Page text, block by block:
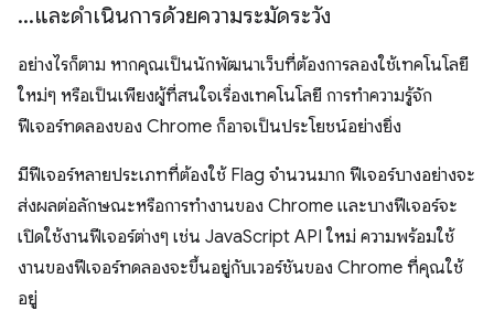
...และดำเนินการด้วยความระมัดระวัง
อย่างไรก็ตาม หากคุณเป็นนักพัฒนาเว็บที่ต้องการลองใช้เทคโนโลยี
ใหม่ๆ หรือเป็นเพียงผู้ที่สนใจเรื่องเทคโนโลยี การทำความรู้จัก
ฟีเจอร์ทดลองของ Chrome ก็อาจเป็นประโยชน์อย่างยิ่ง
มีฟีเจอร์หลายประเภทที่ต้องใช้ Flag จำนวนมาก ฟีเจอร์บางอย่างจะ
ส่งผลต่อลักษณะหรือการทำงานของ Chrome และบางฟีเจอร์จะ
เปิดใช้งานฟีเจอร์ต่างๆ เช่น JavaScript API ใหม่ ความพร้อมใช้
งานของฟีเจอร์ทดลองจะขึ้นอยู่กับเวอร์ชันของ Chrome ที่คุณใช้
อยู่